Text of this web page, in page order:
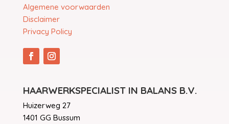
Algemene voorwaarden
Disclaimer
Privacy Policy
HAARWERKSPECIALIST IN BALANS B.V.
Huizerweg 27
1401 GG Bussum